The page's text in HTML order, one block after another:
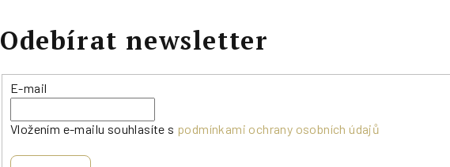
Odebírat newsletter
E-mail
Vložením e-mailu souhlasíte s podmínkami ochrany osobních údajů